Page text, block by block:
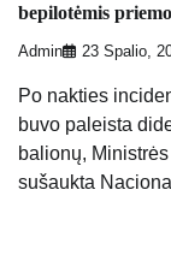
bepilotėmis
Admin 23 Spalio,
Po nakties
buvo paleista
balionų,
sušaukta